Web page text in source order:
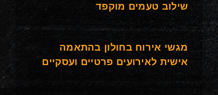
שילוב טעמים מוקפד
מגשי אירוח בחולון בהתאמה
אישית לאירועים פרטיים ועסקיים